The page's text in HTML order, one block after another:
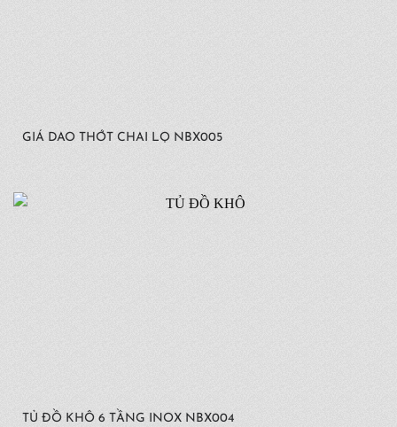
GIÁ DAO THỚT CHAI LỌ NBX005
TỦ ĐỒ KHÔ 6 TẦNG INOX NBX004